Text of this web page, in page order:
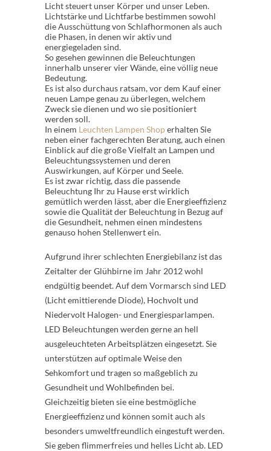
Licht steuert unser Körper und unser Leben.
Lichtstärke und Lichtfarbe bestimmen sowohl
die Ausschüttung von Schlafhormonen als auch
die Phasen, in denen wir aktiv und
energiegeladen sind.
So gesehen gewinnen die Beleuchtungen
innerhalb unserer vier Wände, eine völlig neue
Bedeutung.
Es ist also durchaus ratsam, vor dem Kauf einer
neuen Lampe genau zu überlegen, welchem
Zweck sie dienen und wo sie positioniert
werden soll.
In einem Leuchten Lampen Shoperhalten Sie
neben einer fachgerechten Beratung, auch einen
Einblick auf die große Vielfalt an Lampen und
Beleuchtungssystemen und deren
Auswirkungen, auf Körper und Seele.
Es ist zwar richtig, dass die passende
Beleuchtung Ihr zu Hause erst wirklich
gemütlich werden lässt, aber die Energieeffizienz
sowie die Qualität der Beleuchtung in Bezug auf
die Gesundheit, nehmen einen mindestens
genauso hohen Stellenwert ein.
Aufgrund ihrer schlechten Energiebilanz ist das
Zeitalter der Glühbirne im Jahr 2012 wohl
endgültig beendet. Auf dem Vormarsch sind LED
(Licht emittierende Diode), Hochvolt und
Niedervolt Halogen- und Energiesparlampen.
LED Beleuchtungen werden gerne an hell
ausgeleuchteten Arbeitsplätzen eingesetzt. Sie
unterstützen auf optimale Weise den
Sehkomfort und tragen so maßgeblich zu
Gesundheit und Wohlbefinden bei.
Gleichzeitig bieten sie eine bestmögliche
Energieeffizienz und können somit auch als
besonders umweltfreundlich eingestuft werden.
Sie geben flimmerfreies und helles Licht ab. LED